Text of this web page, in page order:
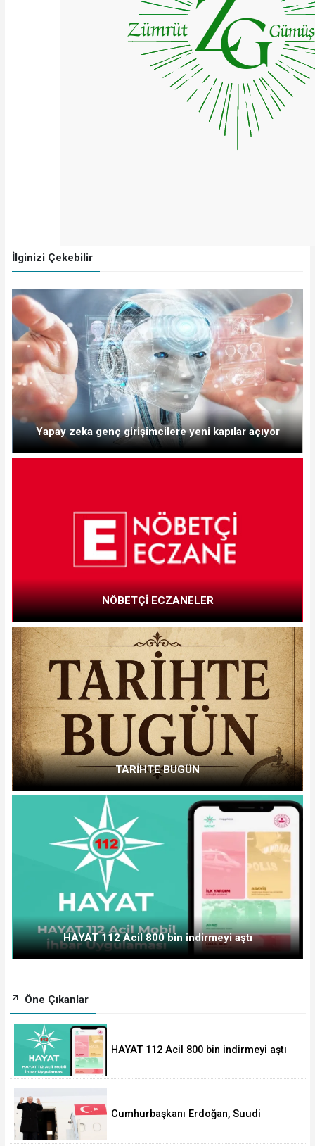
İlginizi Çekebilir
Yapay zeka genç girişimcilere yeni kapılar açıyor
NÖBETÇİ ECZANELER
TARİHTE BUGÜN
HAYAT 112 Acil 800 bin indirmeyi aştı
Öne Çıkanlar
HAYAT 112 Acil 800 bin indirmeyi aştı
Cumhurbaşkanı Erdoğan, Suudi